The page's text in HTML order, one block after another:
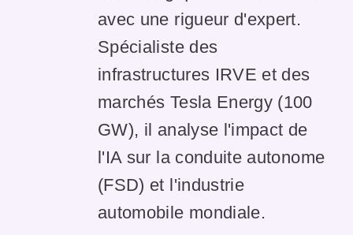
avec une rigueur d'expert.
Spécialiste des
infrastructures IRVE et des
marchés Tesla Energy (100
GW), il analyse l'impact de
l'IA sur la conduite autonome
(FSD) et l'industrie
automobile mondiale.